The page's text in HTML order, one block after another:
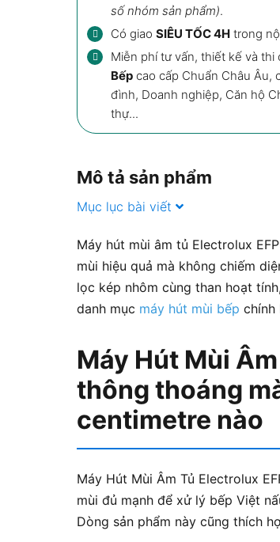
số nhóm sản phẩm).
Có giao SIÊU TỐC 4H trong
Miễn phí tư vấn, thiết kế và thi
Bếp cao cấp Chuẩn Châu Âu,
đình, Doanh nghiệp, Căn hộ
thự...
Mô tả sản phẩm
Mục lục bài viết
Máy hút mùi âm tủ Electrolux
mùi hiệu quả mà không chiếm
lọc kép nhôm cùng than hoạt
danh mục máy hút mùi bếp chính
Máy Hút Mùi
thông thoáng
centimetre nào
Máy Hút Mùi Âm Tủ Electrolux
mùi đủ mạnh để xử lý bếp Việt
Dòng sản phẩm này cũng thích